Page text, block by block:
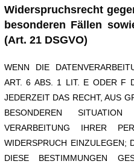
Widerspruchsrecht
besonderen Fällen
(Art. 21 DSGVO)
WENN DIE
ART. 6 ABS. 1 LIT. E ODER F
JEDERZEIT DAS RECHT, AUS
BESONDEREN
VERARBEITUNG IHRER
WIDERSPRUCH EINZULEGEN;
DIESE BESTIMMUNGEN